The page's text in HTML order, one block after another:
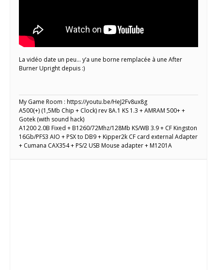
La vidéo date un peu… y’a une borne remplacée à une After
Burner Upright depuis :)
My Game Room : https://youtu.be/HeJ2Fv8ux8g
A500(+) (1,5Mb Chip + Clock) rev 8A.1 KS 1.3 + AMRAM 500+ +
Gotek (with sound hack)
A1200 2.0B Fixed + B1260/72Mhz/128Mb KS/WB 3.9 + CF Kingston
16Gb/PFS3 AIO + PSX to DB9 + Kipper2k CF card external Adapter
+ Cumana CAX354 + PS/2 USB Mouse adapter + M1201A